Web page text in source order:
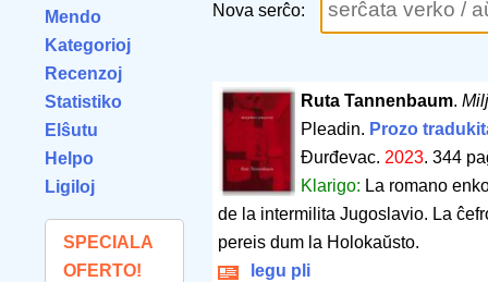
Mendo
Kategorioj
Recenzoj
Statistiko
Elŝutu
Helpo
Ligiloj
SPECIALA
OFERTO!
Nova serĉo:
Ruta Tannenbaum.
Pleadin. Prozo
Đurđevac. 2023. 344
Klarigo: La romano
de la intermilita Jugoslavio. La
pereis dum la Holokaŭsto.
legu pli